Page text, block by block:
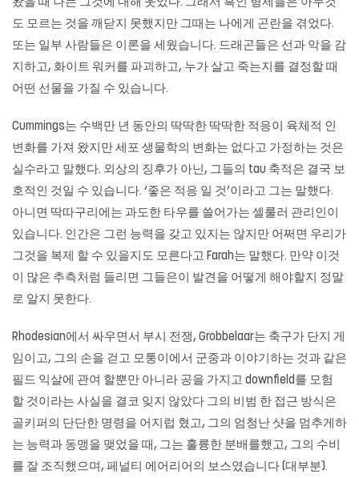
왔을 때 나는 그것에 대해 웃었다. 그래서 흑인 형제들은 아무것
도 모르는 것을 깨닫지 못했지만 그때는 나에게 곤란을 겪었다.
또는 일부 사람들은 이론을 세웠습니다. 드래곤들은 선과 악을 감
지하고, 화이트 워커를 파괴하고, 누가 살고 죽는지를 결정할 때
어떤 선물을 가질 수 있습니다.
Cummings는 수백만 년 동안의 딱딱한 딱딱한 적응이 육체적 인
변화를 가져 왔지만 세포 생물학의 변화는 없다고 가정하는 것은
실수라고 말했다. 외상의 징후가 아닌, 그들의 tau 축적은 결국 보
호적인 것일 수 있습니다. ‘좋은 적응 일 것’이라고 그는 말했다.
아니면 딱따구리에는 과도한 타우를 쓸어가는 셀룰러 관리인이
있습니다. 인간은 그런 능력을 갖고 있지는 않지만 어쩌면 우리가
그것을 복제 할 수 있을지도 모른다고 Farah는 말했다. 만약 이것
이 많은 추측처럼 들리면 그들은이 발견을 어떻게 해야할지 정말
로 알지 못한다.
Rhodesian에서 싸우면서 부시 전쟁, Grobbelaar는 축구가 단지 게
임이고, 그의 손을 걷고 모퉁이에서 군중과 이야기하는 것과 같은
필드 익살에 관여 할뿐만 아니라 공을 가지고 downfield를 모험
할 것이라는 사실을 결코 잊지 않았다 그의 비범 한 접근 방식은
골키퍼의 단단한 명령을 어지럽 혔고, 그의 엄청난 샷을 멈추게하
는 능력과 동맹을 맺었을 때, 그는 훌륭한 분배를했고, 그의 수비
를 잘 조직했으며, 페널티 에어리어의 보스였습니다 (대부분).